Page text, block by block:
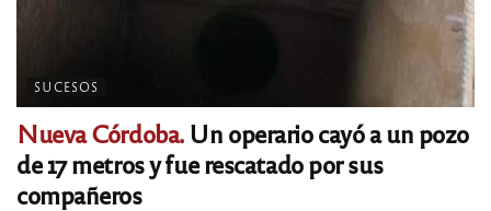
SUCESOS
Nueva Córdoba.Un operario cayó a un pozo
de 17 metros y fue rescatado por sus
compañeros